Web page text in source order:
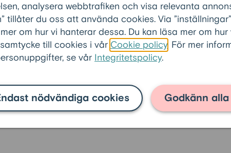
analysera webbtrafiken och visa relevanta
tillåter du oss att använda cookies. Via
om hur vi hanterar dessa. Du kan läsa mer om
till cookies i vår Cookie policy . För mer
se vår Integritetspolicy.
nödvändiga cookies Godkänn
Men när folk över hela världen
blir det när man gör det med glädje.
upp flest plastflaskor i dag? Vem har hittat
I Japan, exempelvis, finns 100
resultat av en svensk kille på 66
i tyska medier att ”hans
jorden”.